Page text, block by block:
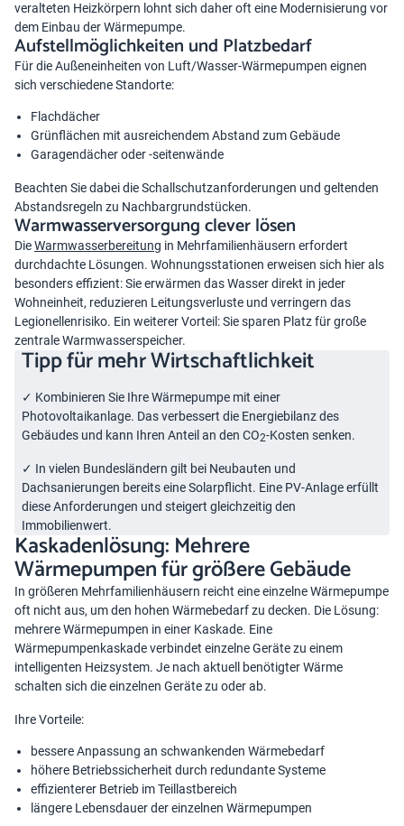
veralteten Heizkörpern lohnt sich daher oft eine Modernisierung vor
dem Einbau der Wärmepumpe.
Aufstellmöglichkeiten und Platzbedarf
Für die Außeneinheiten von Luft/Wasser-Wärmepumpen eignen
sich verschiedene Standorte:
Flachdächer
Grünflächen mit ausreichendem Abstand zum Gebäude
Garagendächer oder -seitenwände
Beachten Sie dabei die Schallschutzanforderungen und geltenden
Abstandsregeln zu Nachbargrundstücken.
Warmwasserversorgung clever lösen
DieWarmwasserbereitung in Mehrfamilienhäusern erfordert
durchdachte Lösungen. Wohnungsstationen erweisen sich hier als
besonders effizient: Sie erwärmen das Wasser direkt in jeder
Wohneinheit, reduzieren Leitungsverluste und verringern das
Legionellenrisiko. Ein weiterer Vorteil: Sie sparen Platz für große
zentrale Warmwasserspeicher.
Tipp für mehr Wirtschaftlichkeit
✓ Kombinieren Sie Ihre Wärmepumpe mit einer
Photovoltaikanlage. Das verbessert die Energiebilanz des
Gebäudes und kann Ihren Anteil an den CO2-Kosten senken.
✓ In vielen Bundesländern gilt bei Neubauten und
Dachsanierungen bereits eine Solarpflicht. Eine PV-Anlage erfüllt
diese Anforderungen und steigert gleichzeitig den
Immobilienwert.
Kaskadenlösung: Mehrere
Wärmepumpen für größere Gebäude
In größeren Mehrfamilienhäusern reicht eine einzelne Wärmepumpe
oft nicht aus, um den hohen Wärmebedarf zu decken. Die Lösung:
mehrere Wärmepumpen in einer Kaskade. Eine
Wärmepumpenkaskadeverbindet einzelne Geräte zu einem
intelligenten Heizsystem. Je nach aktuell benötigter Wärme
schalten sich die einzelnen Geräte zu oder ab.
Ihre Vorteile:
bessere Anpassung an schwankenden Wärmebedarf
höhere Betriebssicherheit durch redundante Systeme
effizienterer Betrieb im Teillastbereich
längere Lebensdauer der einzelnen Wärmepumpen